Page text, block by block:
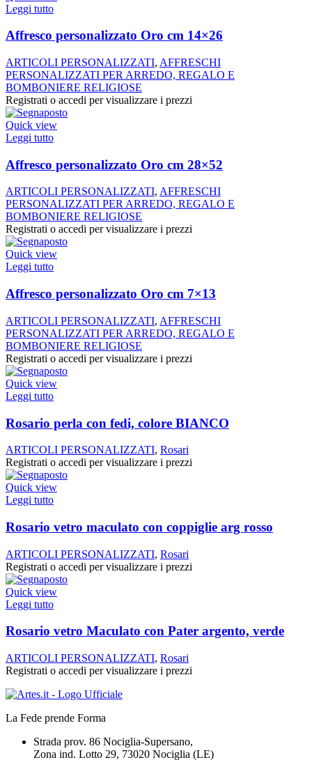
Leggi tutto
Affresco personalizzato Oro cm 14×26
ARTICOLI PERSONALIZZATI, AFFRESCHI
PERSONALIZZATI PER ARREDO, REGALO E
BOMBONIERE RELIGIOSE
Registrati o accedi per visualizzare i prezzi
Quick view
Leggi tutto
Affresco personalizzato Oro cm 28×52
ARTICOLI PERSONALIZZATI, AFFRESCHI
PERSONALIZZATI PER ARREDO, REGALO E
BOMBONIERE RELIGIOSE
Registrati o accedi per visualizzare i prezzi
Quick view
Leggi tutto
Affresco personalizzato Oro cm 7×13
ARTICOLI PERSONALIZZATI, AFFRESCHI
PERSONALIZZATI PER ARREDO, REGALO E
BOMBONIERE RELIGIOSE
Registrati o accedi per visualizzare i prezzi
Quick view
Leggi tutto
Rosario perla con fedi, colore BIANCO
ARTICOLI PERSONALIZZATI, Rosari
Registrati o accedi per visualizzare i prezzi
Quick view
Leggi tutto
Rosario vetro maculato con coppiglie arg rosso
ARTICOLI PERSONALIZZATI, Rosari
Registrati o accedi per visualizzare i prezzi
Quick view
Leggi tutto
Rosario vetro Maculato con Pater argento, verde
ARTICOLI PERSONALIZZATI, Rosari
Registrati o accedi per visualizzare i prezzi
La Fede prende Forma
Strada prov. 86 Nociglia-Supersano,
Zona ind. Lotto 29, 73020 Nociglia (LE)